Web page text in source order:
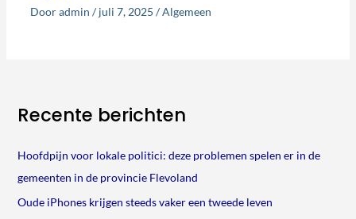
Door admin /juli 7, 2025 /Algemeen
Recente berichten
Hoofdpijn voor lokale politici: deze problemen spelen er in de
gemeenten in de provincie Flevoland
Oude iPhones krijgen steeds vaker een tweede leven